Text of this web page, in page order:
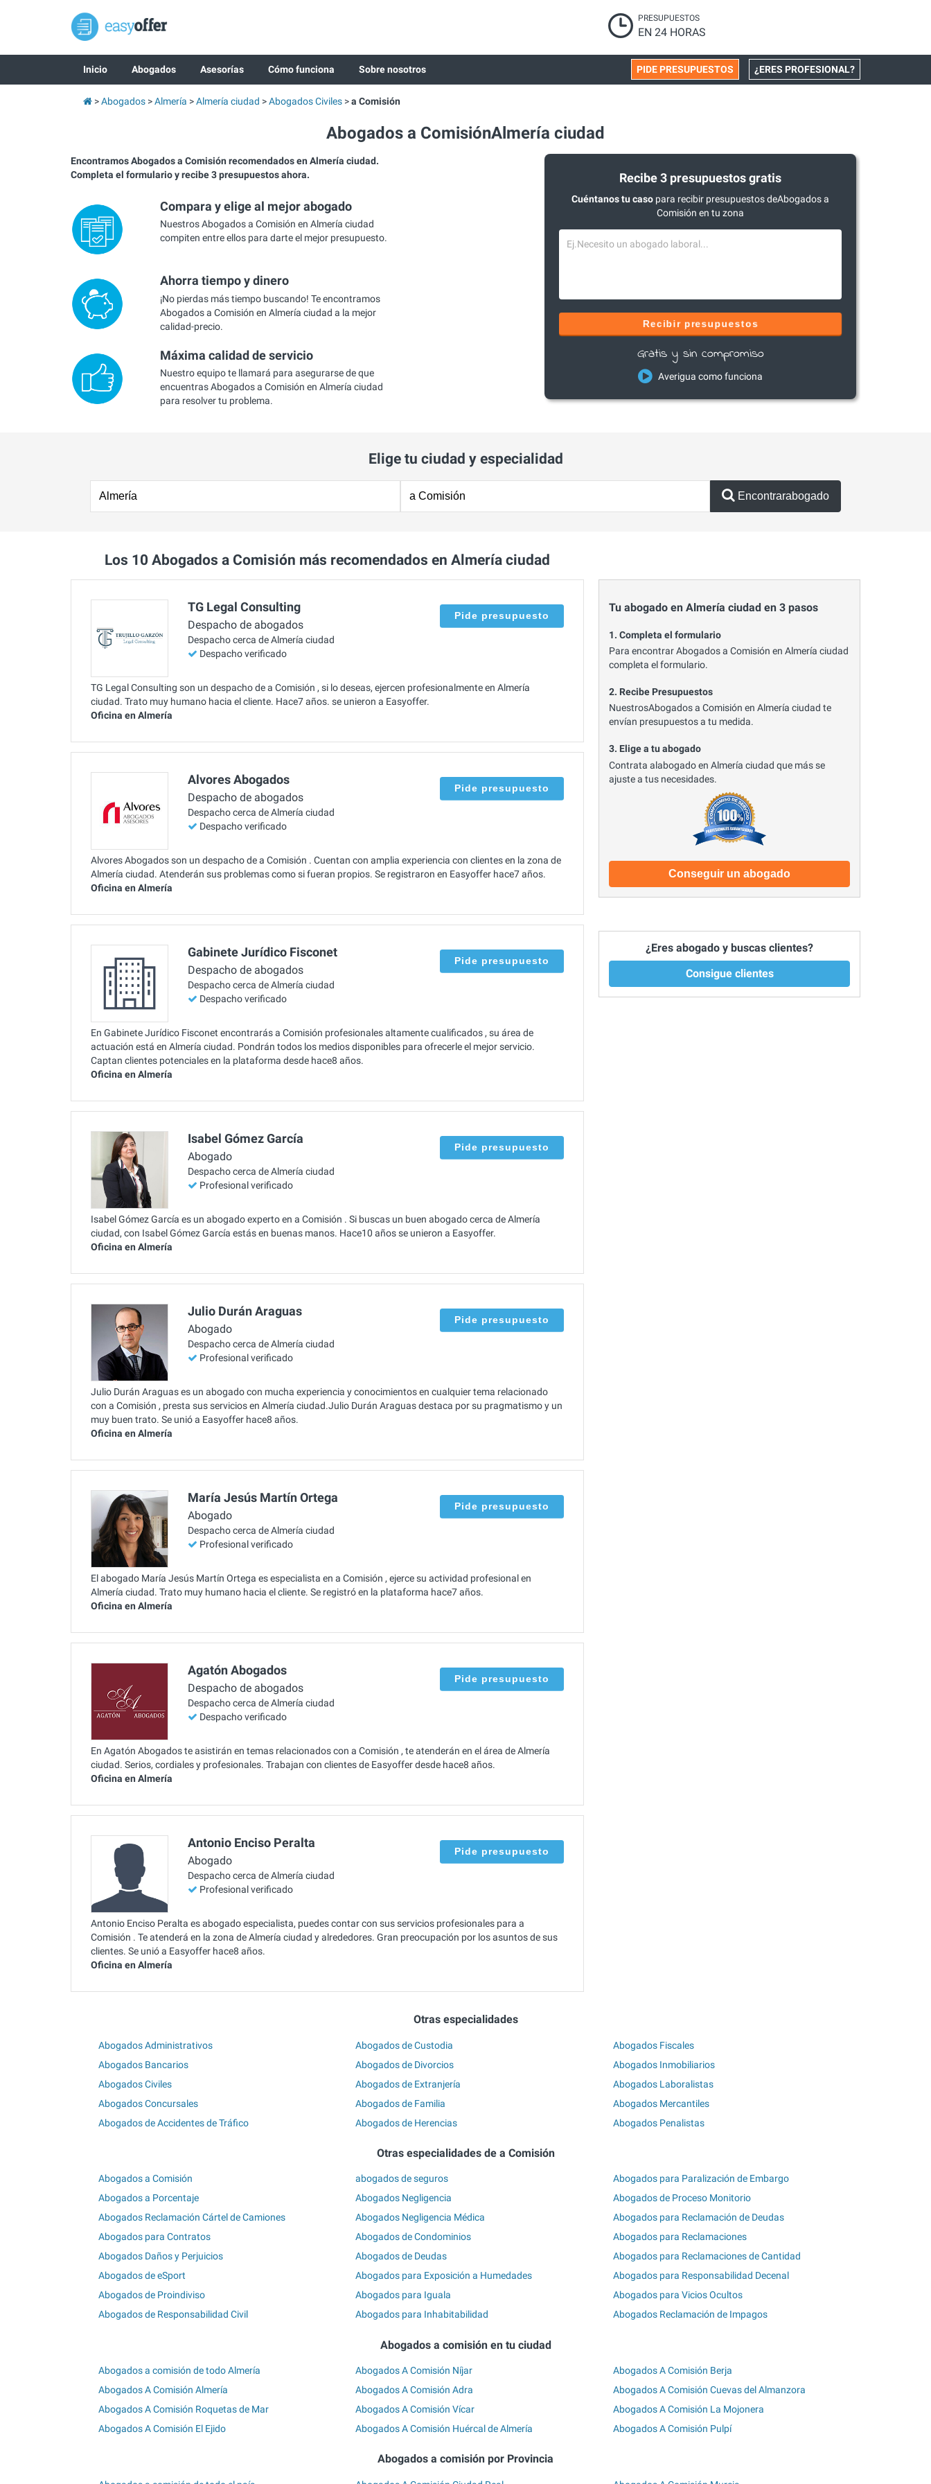
PRESUPUESTOS
EN 24 HORAS
Inicio Abogados Asesorías Cómo funciona Sobre nosotros ¿ERES PROFESIONAL?
PIDE PRESUPUESTOS
Abogados Almería Almería ciudad Abogados Civiles a Comisión
Abogados a ComisiónAlmería ciudad
Encontramos Abogados a Comisión recomendados en Almería ciudad.
Completa el formulario y recibe 3 presupuestos ahora.
Compara y elige al mejor abogado
Nuestros Abogados a Comisión en Almería ciudad
compiten entre ellos para darte el mejor presupuesto.
Ahorra tiempo y dinero
¡No pierdas más tiempo buscando! Te encontramos
Abogados a Comisión en Almería ciudad a la mejor
calidad-precio.
Máxima calidad de servicio
Nuestro equipo te llamará para asegurarse de que
encuentras Abogados a Comisión en Almería ciudad
para resolver tu problema.
Recibe 3 presupuestos gratis
Cuéntanos tu caso para recibir presupuestos deAbogados a
Comisión en tu zona
Recibir presupuestos
Gratis y sin compromiso
Averigua como funciona
Elige tu ciudad y especialidad
Encontrarabogado
Los 10 Abogados a Comisión más recomendados en Almería ciudad
TG Legal Consulting
Despacho de abogados
Despacho cerca de Almería ciudad
Despacho verificado
Pide presupuesto
TG Legal Consulting son un despacho de a Comisión , si lo deseas, ejercen profesionalmente en Almería
ciudad. Trato muy humano hacia el cliente. Hace7 años. se unieron a Easyoffer.
Oficina en Almería
Alvores Abogados
Despacho de abogados
Despacho cerca de Almería ciudad
Despacho verificado
Pide presupuesto
Alvores Abogados son un despacho de a Comisión . Cuentan con amplia experiencia con clientes en la zona de
Almería ciudad. Atenderán sus problemas como si fueran propios. Se registraron en Easyoffer hace7 años.
Oficina en Almería
Gabinete Jurídico Fisconet
Despacho de abogados
Despacho cerca de Almería ciudad
Despacho verificado
Pide presupuesto
En Gabinete Jurídico Fisconet encontrarás a Comisión profesionales altamente cualificados , su área de
actuación está en Almería ciudad. Pondrán todos los medios disponibles para ofrecerle el mejor servicio.
Captan clientes potenciales en la plataforma desde hace8 años.
Oficina en Almería
Isabel Gómez García
Abogado
Despacho cerca de Almería ciudad
Profesional verificado
Pide presupuesto
Isabel Gómez García es un abogado experto en a Comisión . Si buscas un buen abogado cerca de Almería
ciudad, con Isabel Gómez García estás en buenas manos. Hace10 años se unieron a Easyoffer.
Oficina en Almería
Julio Durán Araguas
Abogado
Despacho cerca de Almería ciudad
Profesional verificado
Pide presupuesto
Julio Durán Araguas es un abogado con mucha experiencia y conocimientos en cualquier tema relacionado
con a Comisión , presta sus servicios en Almería ciudad.Julio Durán Araguas destaca por su pragmatismo y un
muy buen trato. Se unió a Easyoffer hace8 años.
Oficina en Almería
María Jesús Martín Ortega
Abogado
Despacho cerca de Almería ciudad
Profesional verificado
Pide presupuesto
El abogado María Jesús Martín Ortega es especialista en a Comisión , ejerce su actividad profesional en
Almería ciudad. Trato muy humano hacia el cliente. Se registró en la plataforma hace7 años.
Oficina en Almería
Agatón Abogados
Despacho de abogados
Despacho cerca de Almería ciudad
Despacho verificado
Pide presupuesto
En Agatón Abogados te asistirán en temas relacionados con a Comisión , te atenderán en el área de Almería
ciudad. Serios, cordiales y profesionales. Trabajan con clientes de Easyoffer desde hace8 años.
Oficina en Almería
Antonio Enciso Peralta
Abogado
Despacho cerca de Almería ciudad
Profesional verificado
Pide presupuesto
Antonio Enciso Peralta es abogado especialista, puedes contar con sus servicios profesionales para a
Comisión . Te atenderá en la zona de Almería ciudad y alrededores. Gran preocupación por los asuntos de sus
clientes. Se unió a Easyoffer hace8 años.
Oficina en Almería
Tu abogado en Almería ciudad en 3 pasos
1. Completa el formulario
Para encontrar Abogados a Comisión en Almería ciudad
completa el formulario.
2. Recibe Presupuestos
NuestrosAbogados a Comisión en Almería ciudad te
envían presupuestos a tu medida.
3. Elige a tu abogado
Contrata alabogado en Almería ciudad que más se
ajuste a tus necesidades.
Conseguir un abogado
¿Eres abogado y buscas clientes?
Consigue clientes
Otras especialidades
Abogados Administrativos
Abogados Bancarios
Abogados Civiles
Abogados Concursales
Abogados de Accidentes de Tráfico
Abogados de Custodia
Abogados de Divorcios
Abogados de Extranjería
Abogados de Familia
Abogados de Herencias
Abogados Fiscales
Abogados Inmobiliarios
Abogados Laboralistas
Abogados Mercantiles
Abogados Penalistas
Otras especialidades de a Comisión
Abogados a Comisión
Abogados a Porcentaje
Abogados Reclamación Cártel de Camiones
Abogados para Contratos
Abogados Daños y Perjuicios
Abogados de eSport
Abogados de Proindiviso
Abogados de Responsabilidad Civil
abogados de seguros
Abogados Negligencia
Abogados Negligencia Médica
Abogados de Condominios
Abogados de Deudas
Abogados para Exposición a Humedades
Abogados para Iguala
Abogados para Inhabitabilidad
Abogados para Paralización de Embargo
Abogados de Proceso Monitorio
Abogados para Reclamación de Deudas
Abogados para Reclamaciones
Abogados para Reclamaciones de Cantidad
Abogados para Responsabilidad Decenal
Abogados para Vicios Ocultos
Abogados Reclamación de Impagos
Abogados a comisión en tu ciudad
Abogados a comisión de todo Almería
Abogados A Comisión Almería
Abogados A Comisión Roquetas de Mar
Abogados A Comisión El Ejido
Abogados A Comisión Níjar
Abogados A Comisión Adra
Abogados A Comisión Vícar
Abogados A Comisión Huércal de Almería
Abogados A Comisión Berja
Abogados A Comisión Cuevas del Almanzora
Abogados A Comisión La Mojonera
Abogados A Comisión Pulpí
Abogados a comisión por Provincia